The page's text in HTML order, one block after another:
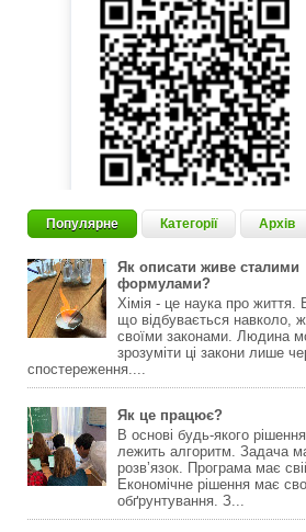
Популярне Категорії Архів
Як описати живе сталими
формулами?
Хімія - це наука про життя.
що відбувається навколо,
своїми законами. Людина
зрозуміти ці закони лише
спостереження....
Як це працює?
В основі будь-якого рішення
лежить алгоритм. Задача
розвʼязок. Програма має
Економічне рішення має
обґрунтування. З...